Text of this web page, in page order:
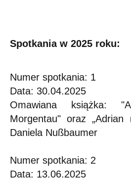
Spotkania w 2025 roku:
Numer spotkania: 1
Data: 30.04.2025
Omawiana książka:
Morgentau" oraz „Adrian
Daniela Nußbaumer
Numer spotkania: 2
Data: 13.06.2025